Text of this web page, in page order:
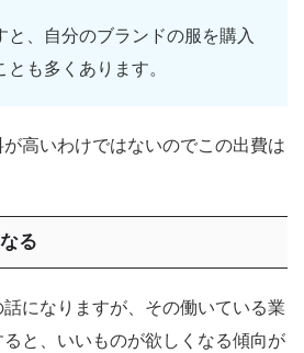
と、自分のブランドの服を購入
も多くあります。
高いわけではないのでこの出費は
る
になりますが、その働いている業
と、いいものが欲しくなる傾向が